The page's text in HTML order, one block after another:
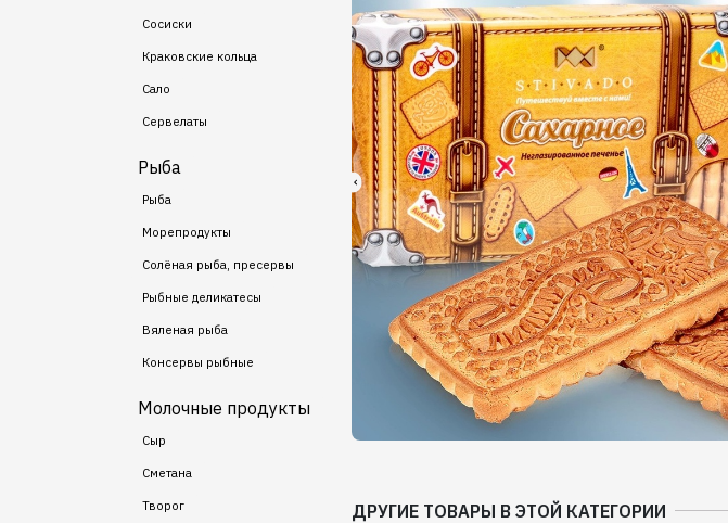
Сосиски
Краковские кольца
Сало
Сервелаты
Рыба
Рыба
Морепродукты
Солёная рыба, пресервы
Рыбные деликатесы
Вяленая рыба
Консервы рыбные
Молочные продукты
Сыр
Сметана
Творог ДРУГИЕ ТОВАРЫ В ЭТОЙ КАТЕГОРИИ